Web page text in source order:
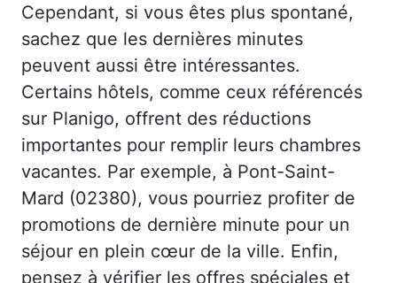
Cependant, si vous êtes plus spontané,
sachez que les dernières minutes
peuvent aussi être intéressantes.
Certains hôtels, comme ceux référencés
sur Planigo, offrent des réductions
importantes pour remplir leurs chambres
vacantes. Par exemple, à Pont-Saint-
Mard (02380), vous pourriez profiter de
promotions de dernière minute pour un
séjour en plein cœur de la ville. Enfin,
pensez à vérifier les offres spéciales et